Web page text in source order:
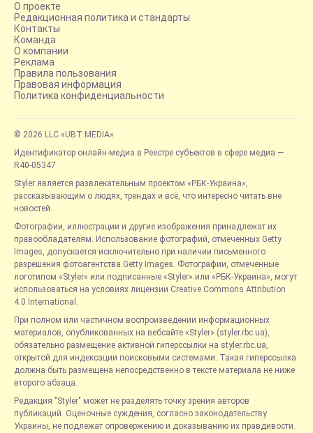
О проекте
Редакционная политика и стандарты
Контакты
Команда
О компании
Реклама
Правила пользования
Правовая информация
Политика конфиденциальности
© 2026 LLC «UBT MEDIA»
Идентификатор онлайн-медиа в Реестре субъектов в сфере медиа —
R40-05347
Styler является развлекательным проектом «РБК-Украина»,
рассказывающим о людях, трендах и всё, что интересно читать вне
новостей.
Фотографии, иллюстрации и другие изображения принадлежат их
правообладателям. Использование фотографий, отмеченных Getty
Images, допускается исключительно при наличии письменного
разрешения фотоагентства Getty Images. Фотографии, отмеченные
логотипом «Styler» или подписанные «Styler» или «РБК-Украина», могут
использоваться на условиях лицензии Creative Commons Attribution
4.0 International.
При полном или частичном воспроизведении информационных
материалов, опубликованных на вебсайте «Styler» (styler.rbc.ua),
обязательно размещение активной гиперссылки на styler.rbc.ua,
открытой для индексации поисковыми системами. Такая гиперссылка
должна быть размещена непосредственно в тексте материала не ниже
второго абзаца.
Редакция "Styler" может не разделять точку зрения авторов
публикаций. Оценочные суждения, согласно законодательству
Украины, не подлежат опровержению и доказыванию их правдивости.